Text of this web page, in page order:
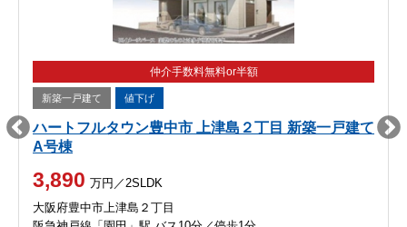
仲介手数料無料or半額
新築一戸建て 値下げ
ハートフルタウン豊中市 上津島２丁目 新築一戸建て
A号棟
3,890 万円／2SLDK
大阪府豊中市上津島２丁目